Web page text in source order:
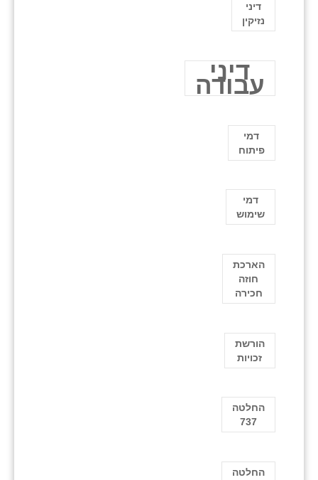
דיני
נזיקין
דיני
עבודה
דמי
פיתוח
דמי
שימוש
הארכת
חוזה
חכירה
הורשת
זכויות
החלטה
737
החלטה